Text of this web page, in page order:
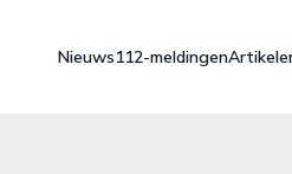
Nieuws112-meldingen